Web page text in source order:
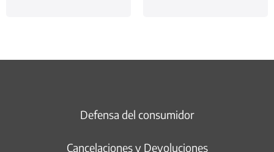
Defensa del consumidor
Cancelaciones y Devoluciones